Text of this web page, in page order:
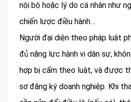
nội bộ hoặc lý do cá nhân như
chiến lược điều hành…
Người đại diện theo pháp luật
đủ năng lực hành vi dân sự,
hợp bị cấm theo luật, và được
sơ đăng ký doanh nghiệp. Khi